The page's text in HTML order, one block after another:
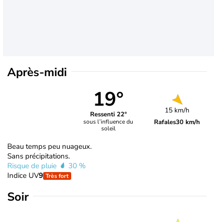
Après-midi
19°
Ressenti 22°
sous l’influence du
soleil
15 km/h
Rafales30 km/h
Beau temps peu nuageux.
Sans précipitations.
Risque de pluie
30 %
Indice UV9 Très fort
Soir